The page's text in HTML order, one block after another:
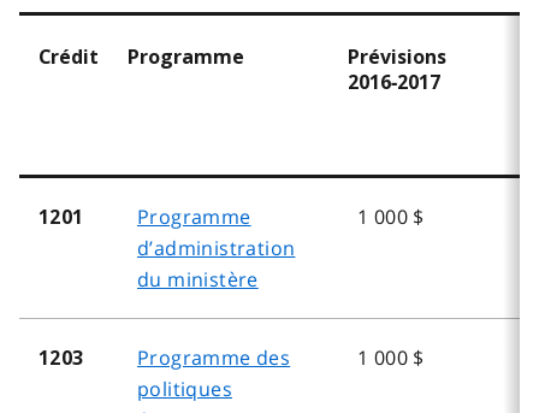
Crédit Programme
Prévisions
2016‑2017
1201
Programme
d’administration
du ministère
1 000 $
1203
Programme des
politiques
1 000 $